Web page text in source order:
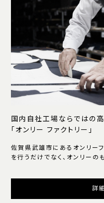
国内自社工場ならではの高
「オンリー ファクトリー」
佐賀県武雄市にあるオンリー
を行うだけでなく、オンリーの
詳